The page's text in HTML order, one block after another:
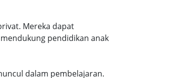
Mereka dapat
pendidikan anak
dalam pembelajaran.